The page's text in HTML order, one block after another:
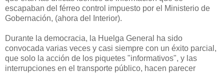
escapaban del férreo control impuesto por el Ministerio de
Gobernación, (ahora del Interior).
Durante la democracia, la Huelga General ha sido
convocada varias veces y casi siempre con un éxito parcial,
que solo la acción de los piquetes "informativos", y las
interrupciones en el transporte público, hacen parecer